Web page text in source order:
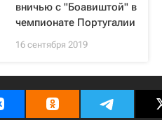
вничью с "Боавиштой" в
чемпионате Португалии
16 сентября 2019